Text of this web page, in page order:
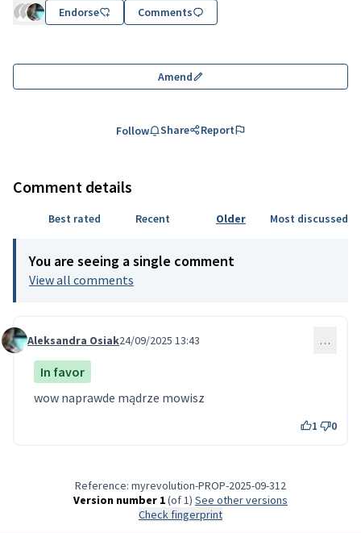
Endorse Comments
Amend
Follow Share Report
Comment details
Best rated Recent Older Most discussed
You are seeing a single comment
View all comments
Comment 274
Aleksandra Osiak24/09/2025 13:43 …
In favor
wow naprawde mądrze mowisz
1 0
Reference: myrevolution-PROP-2025-09-312
Version number 1(of 1)
see other versions
Check fingerprint